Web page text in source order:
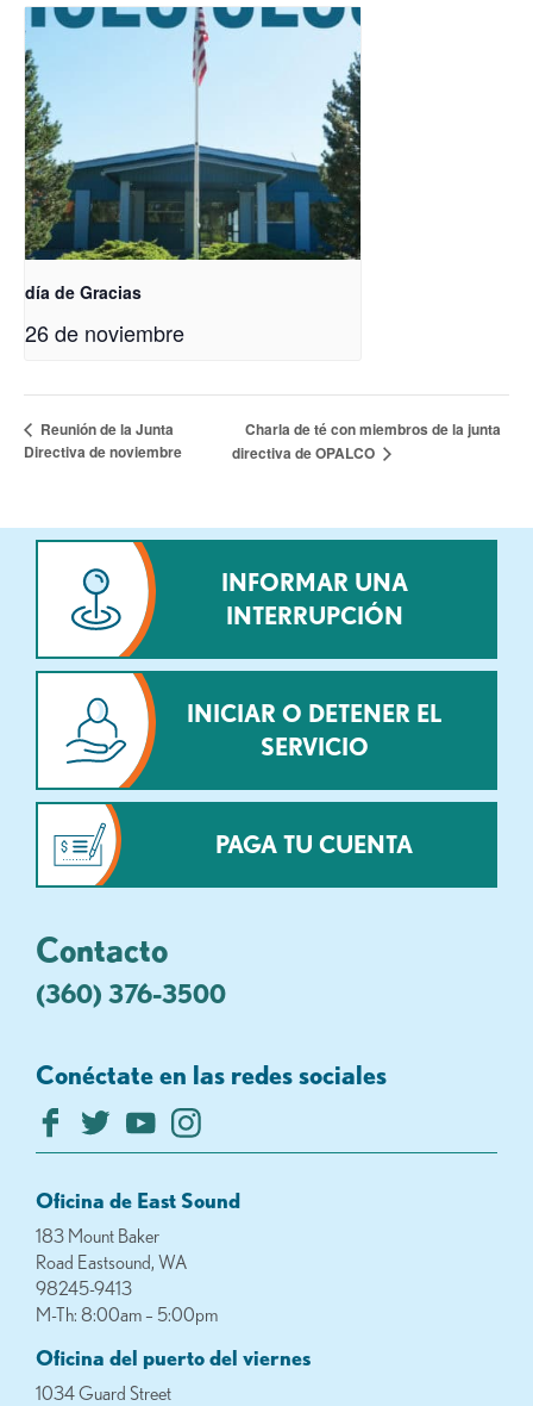
día de Gracias
26 de noviembre
Reunión de la Junta
Directiva de noviembre
Charla de té con miembros de la junta
directiva de OPALCO
INFORMAR UNA
INTERRUPCIÓN
INICIAR O DETENER EL
SERVICIO
PAGA TU CUENTA
Contacto
(360) 376-3500
Conéctate en las redes sociales
Oficina de East Sound
183 Mount Baker
Road Eastsound, WA
98245-9413
M-Th: 8:00am – 5:00pm
Oficina del puerto del viernes
1034 Guard Street